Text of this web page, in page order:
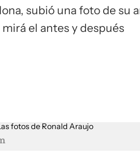
subió una foto de su
el antes y después